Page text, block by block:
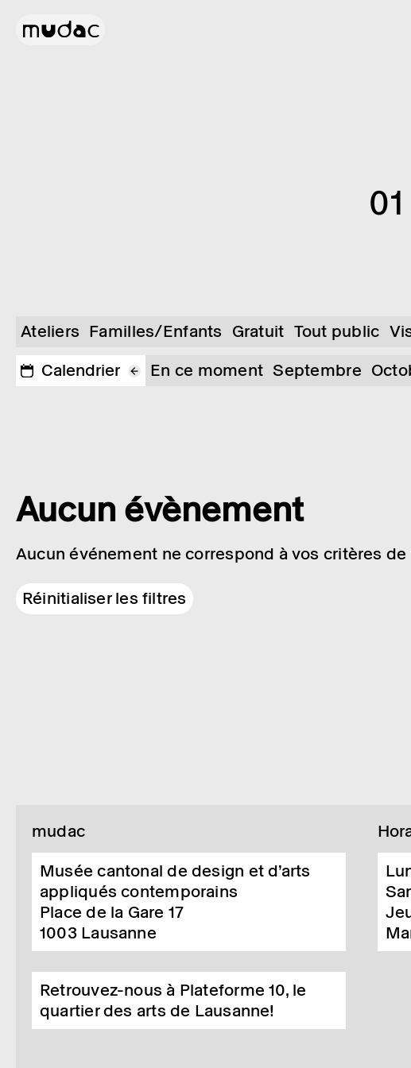
Ateliers Familles/Enfants Gratuit Tout public
Calendrier
En ce moment Septembre
Aucun évènement
Aucun événement ne correspond à vos critères de
Réinitialiser les filtres
mudac
Musée cantonal de design et d’arts
appliqués contemporains
Place de la Gare 17
1003 Lausanne
Retrouvez-nous à Plateforme 10, le
quartier des arts de Lausanne!